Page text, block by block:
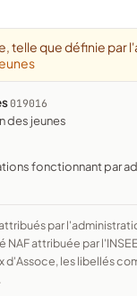
telle que définie par
019016
des jeunes
fonctionnant par
attribuée par
d'Assoce, les libellés